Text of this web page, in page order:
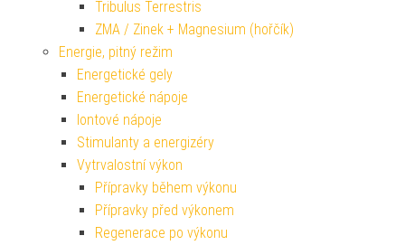
Tribulus Terrestris
ZMA / Zinek + Magnesium (hořčík)
Energie, pitný režim
Energetické gely
Energetické nápoje
Iontové nápoje
Stimulanty a energizéry
Vytrvalostní výkon
Přípravky během výkonu
Přípravky před výkonem
Regenerace po výkonu